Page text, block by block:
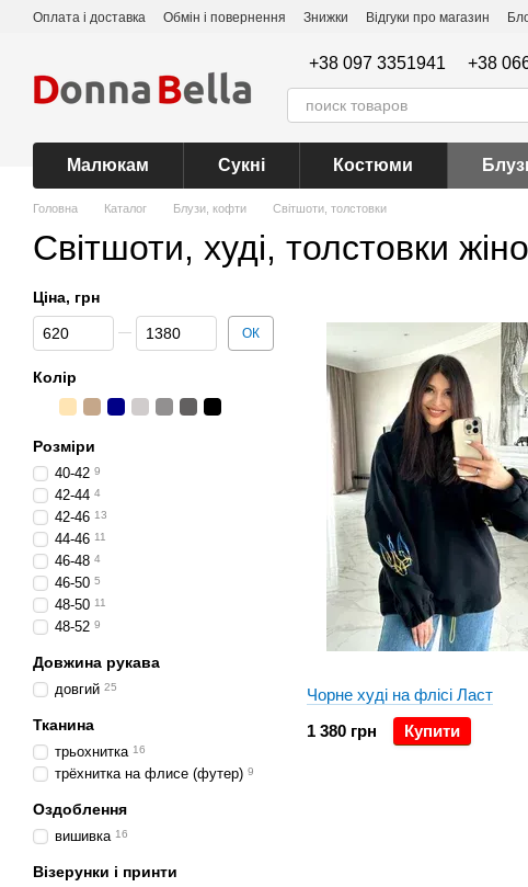
Перейти до основного контенту
Оплата і доставка Обмін і повернення Знижки Відгуки про магазин
+38 097 3351941 +38
Малюкам Сукні Костюми
Головна Каталог Блузи, кофти Світшоти, толстовки
Світшоти, худі, толстовки
Чорне худі на флісі Ласт
1 380 грн
Купити
Ціна, грн
Від Ціна, грн
До Ціна, грн ОК
Колір
Розміри
40-42 9
42-44 4
42-46 13
44-46 11
46-48 4
46-50 5
48-50 11
48-52 9
Довжина рукава
довгий 25
Тканина
трьохнитка 16
трёхнитка на флисе (футер) 9
Оздоблення
вишивка 16
Візерунки і принти